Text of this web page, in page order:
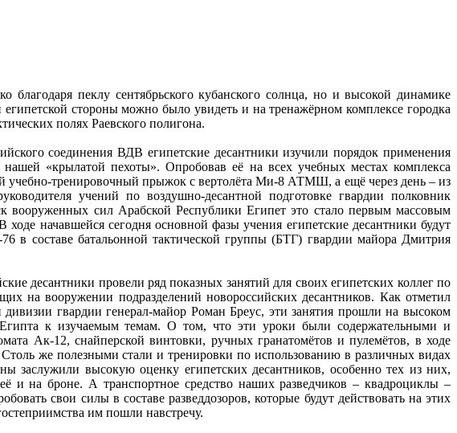
благодаря пеклу сентябрьского кубанского солнца, но и высокой динамике
стороны можно было увидеть и на тренажёрном комплексе городка
полях Раевского полигона.
соединения ВДВ египетские десантники изучили порядок применения
«крылатой пехоты». Опробовав её на всех учебных местах комплекса
учебно-тренировочный прыжок с вертолёта Ми-8 АТМШ, а ещё через день – из
учений по воздушно-десантной подготовке гвардии полковник
вооруженных сил Арабской Республики Египет это стало первым массовым
начавшейся сегодня основной фазы учения египетские десантники будут
в составе батальонной тактической группы (БТГ) гвардии майора Дмитрия
десантники провели ряд показных занятий для своих египетских коллег по
на вооружении подразделений новороссийских десантников. Как отметил
гвардии генерал-майор Роман Бреус, эти занятия прошли на высоком
Египта к изучаемым темам. О том, что эти уроки были содержательными и
Ак-12, снайперской винтовки, ручных гранатомётов и пулемётов, в ходе
же полезными стали и тренировки по использованию в различных видах
высокую оценку египетских десантников, особенно тех из них,
и на броне. А транспортное средство наших разведчиков – квадроциклы –
свои силы в составе разведдозоров, которые будут действовать на этих
им пошли навстречу.